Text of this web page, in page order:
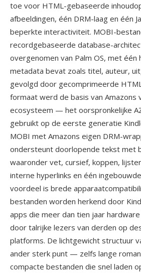
toe voor HTML-gebaseerde
afbeeldingen, één DRM-laag en één
beperkte interactiviteit. MOBI-
recordgebaseerde database-
overgenomen van Palm OS, met
metadata bevat zoals titel, auteur,
gevolgd door gecomprimeerde
formaat werd de basis van Amazons
ecosysteem — het oorspronkelijke
gebruikt op de eerste generatie
MOBI met Amazons eigen DRM-
ondersteunt doorlopende tekst met
waaronder vet, cursief, koppen,
interne hyperlinks en één
voordeel is brede
bestanden worden herkend door
apps die meer dan tien jaar
door talrijke lezers van derden op
platforms. De lichtgewicht structuur
ander sterk punt — zelfs lange
compacte bestanden die snel laden